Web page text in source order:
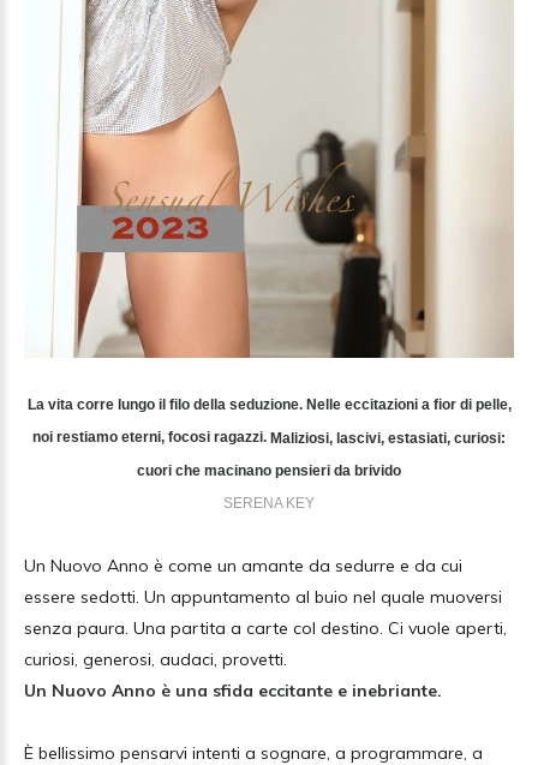
La vita corre lungo il filo della seduzione. Nelle eccitazioni a fior di pelle,
noi restiamo eterni, focosi ragazzi. Maliziosi, lascivi, estasiati, curiosi:
cuori che macinano pensieri da brivido
SERENA KEY
Un Nuovo Anno è come un amante da sedurre e da cui
essere sedotti. Un appuntamento al buio nel quale muoversi
senza paura. Una partita a carte col destino. Ci vuole aperti,
curiosi, generosi, audaci, provetti.
Un Nuovo Anno è una sfida eccitante e inebriante.
È bellissimo pensarvi intenti a sognare, a programmare, a